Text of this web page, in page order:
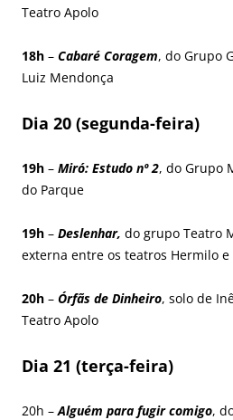
Teatro Apolo
18h – Cabaré Coragem, do Grupo
Luiz Mendonça
Dia 20 (segunda-feira)
19h – Miró: Estudo nº 2, do Grupo
do Parque
19h – Deslenhar, do grupo Teatro
externa entre os teatros Hermilo e
20h – Órfãs de Dinheiro, solo de
Teatro Apolo
Dia 21 (terça-feira)
20h –Alguém para fugir comigo,